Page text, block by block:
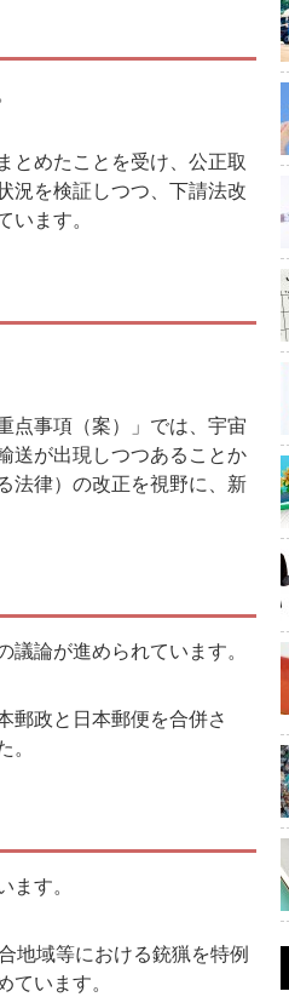
めたことを受け、公正取
況を検証しつつ、下請法改
います。
事項（案）」では、宇宙
送が出現しつつあることか
法律）の改正を視野に、新
論が進められています。
政と日本郵便を合併さ
。
す。
域等における銃猟を特例
ています。